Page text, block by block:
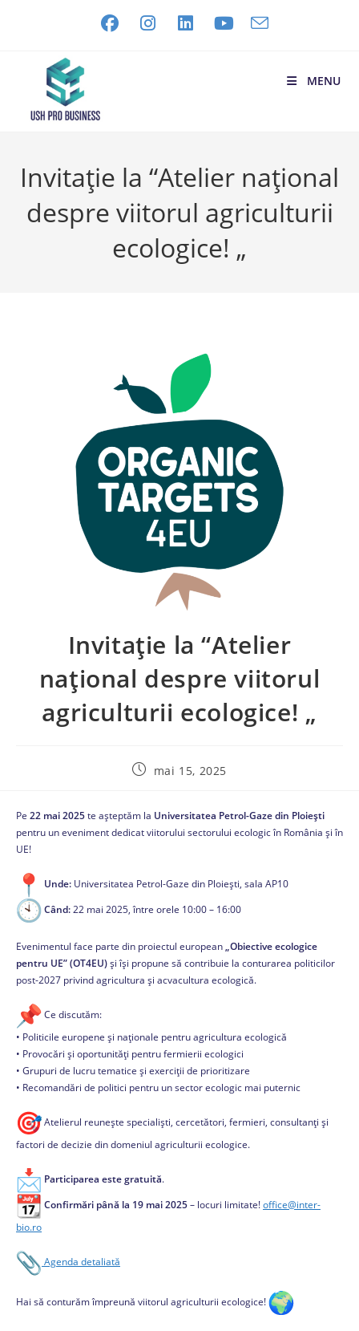
MENU
Invitație la “Atelier național
despre viitorul agriculturii
ecologice! „
Invitație la “Atelier
național despre viitorul
agriculturii ecologice! „
mai 15, 2025
Pe 22 mai 2025te așteptăm la Universitatea Petrol-Gaze din Ploiești
pentru un eveniment dedicat viitorului sectorului ecologic în România și în
UE!
Unde: Universitatea Petrol-Gaze din Ploiești, sala AP10
Când:22 mai 2025, între orele 10:00 – 16:00
Evenimentul face parte din proiectul european„Obiective ecologice
pentru UE” (OT4EU)și își propune să contribuie la conturarea politicilor
post-2027 privind agricultura și acvacultura ecologică.
Ce discutăm:
• Politicile europene și naționale pentru agricultura ecologică
• Provocări și oportunități pentru fermierii ecologici
• Grupuri de lucru tematice și exerciții de prioritizare
• Recomandări de politici pentru un sector ecologic mai puternic
Atelierul reunește specialiști, cercetători, fermieri, consultanți și
factori de decizie din domeniul agriculturii ecologice.
Participarea este gratuită.
Confirmări până la 19 mai 2025– locuri limitate!office@inter-
bio.ro
Agenda detaliată
Hai să conturăm împreună viitorul agriculturii ecologice!